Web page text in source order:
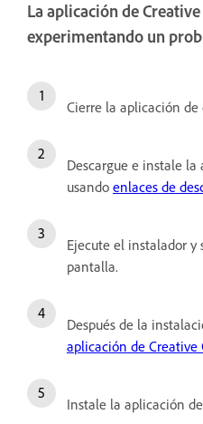
La aplicación de
experimentando un
Cierre la aplicación de
Descargue e instale
usando enlaces de
Ejecute el instalador y
pantalla.
Después de la
aplicación de Creative
Instale la aplicación